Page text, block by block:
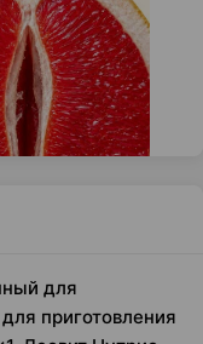
для
приготовления